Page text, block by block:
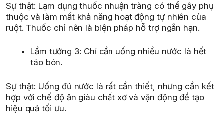
Sự thật: Lạm dụng thuốc nhuận tràng có thể gây phụ
thuộc và làm mất khả năng hoạt động tự nhiên của
ruột. Thuốc chỉ nên là biện pháp hỗ trợ ngắn hạn.
Lầm tưởng 3: Chỉ cần uống nhiều nước là hết
táo bón.
Sự thật: Uống đủ nước là rất cần thiết, nhưng cần kết
hợp với chế độ ăn giàu chất xơ và vận động để tạo
hiệu quả tối ưu.